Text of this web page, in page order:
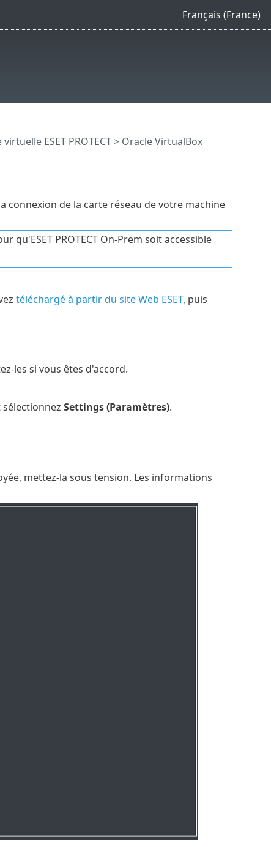
Français (France)
ESET PROTECT> Oracle VirtualBox
connexion de la carte réseau de votre machine
PROTECT On-Prem soit accessible
téléchargé à partir du site Web ESET, puis
les si vous êtes d'accord.
Settings (Paramètres).
mettez-la sous tension. Les informations